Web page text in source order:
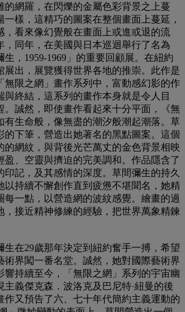
的網羅，在閃爍的金屬色彩背景之上蔓
一樣，這精巧的圖案在整個畫面上蔓延，
，看來像幻覺般在畫面上或進或退的流
，同年，在美國與日本巡迴舉行了名為
生，1959-1969」的重要回顧展。在紐約
展出，展覽獲得世界各地的推崇。此作是
無限之網」畫作系列中，富動感幻影的作
與終結，這系列的畫作本身就是令人目
。誠然，即使畫作看起來十分平面，《無
有生命般，像無盡的潮汐般潮起潮落。草
的下筆，營造出她著名的黑點圖案。這個
的網紋，與背後光芒萬丈的金色背景相映
盈、空靈與擠迫的完美調和。作品隱含了
印記，及其感情的深度。草間彌生的持久
以持續不懈創作直到疲憊不堪聞名，她精
每一點，以營造網的波紋感覺。繪畫的過
，接近精神修練的經驗，把世界萬象精鍊
生在29歲那年決定到紐約奮手一搏，希望
術界闖一番名堂。誠然，她對國際藝術界
響持續至今，「無限之網」系列的宇宙幽
主義傑克森．波洛克及巴尼特·紐曼的後
作又預告了六、七十年代簡約主義運動的